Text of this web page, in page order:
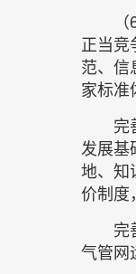
正当竞
范、信
家标准
完
发展基
地、知
价制度
完
气管网